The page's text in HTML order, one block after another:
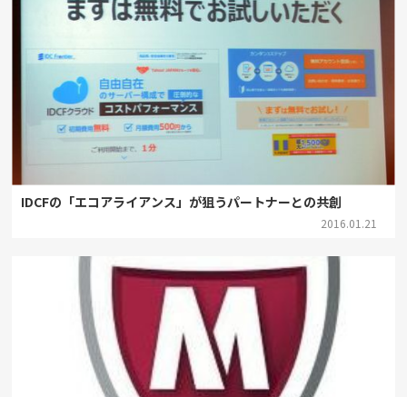
IDCFの「エコアライアンス」が狙うパートナーとの共創
2016.01.21